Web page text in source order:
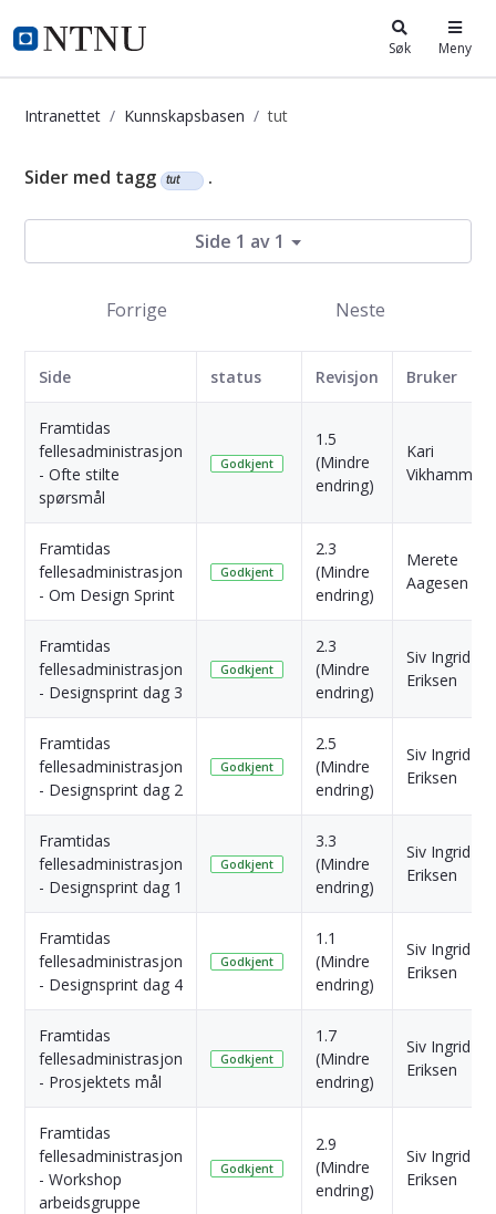
i.ntnu.no Søk Meny
Intranettet Kunnskapsbasen tut
Kunnskapsbasen
Sider med tagg tut .
Side 1 av 1
Forrige Neste
Side status Revisjon Bruker
Framtidas
fellesadministrasjon
- Ofte stilte
spørsmål
Godkjent
1.5
(Mindre
endring)
Kari
Framtidas
fellesadministrasjon
- Om Design Sprint
Godkjent
2.3
(Mindre
endring)
Merete
Aagesen
Framtidas
fellesadministrasjon
- Designsprint dag 3
Godkjent
2.3
(Mindre
endring)
Siv Ingrid
Eriksen
Framtidas
fellesadministrasjon
- Designsprint dag 2
Godkjent
2.5
(Mindre
endring)
Siv Ingrid
Eriksen
Framtidas
fellesadministrasjon
- Designsprint dag 1
Godkjent
3.3
(Mindre
endring)
Siv Ingrid
Eriksen
Framtidas
fellesadministrasjon
- Designsprint dag 4
Godkjent
1.1
(Mindre
endring)
Siv Ingrid
Eriksen
Framtidas
fellesadministrasjon
- Prosjektets mål
Godkjent
1.7
(Mindre
endring)
Siv Ingrid
Eriksen
Framtidas
fellesadministrasjon
- Workshop
arbeidsgruppe
Godkjent
2.9
(Mindre
endring)
Siv Ingrid
Eriksen